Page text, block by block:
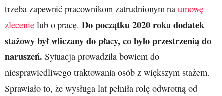
trzeba zapewnić pracownikom zatrudnionym na umowę
zlecenie lub o pracę. Do początku 2020 roku dodatek
stażowy był wliczany do płacy, co było przestrzenią do
naruszeń. Sytuacja prowadziła bowiem do
niesprawiedliwego traktowania osób z większym stażem.
Sprawiało to, że wysługa lat pełniła rolę odwrotną od